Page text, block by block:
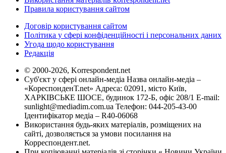
Правила користування сайтом
Договір користування сайтом
Політика у сфері конфіденційності і персональних даних
Угода щодо користування
Редакція
© 2000-2026, Korrespondent.net
Суб'єкт у сфері онлайн-медіа Назва онлайн-медіа –
«КореспонденТ.net» Адреса: 02091, місто Київ,
ХАРКІВСЬКЕ ШОСЕ, будинок 172-Б, офіс 208/1 E-mail:
sunlight@mediadim.com.ua Телефон: 044-205-43-00
Ідентифікатор медіа – R40-06068
Використання будь-яких матеріалів, розміщених на
сайті, дозволяється за умови посилання на
Корреспондент.net.